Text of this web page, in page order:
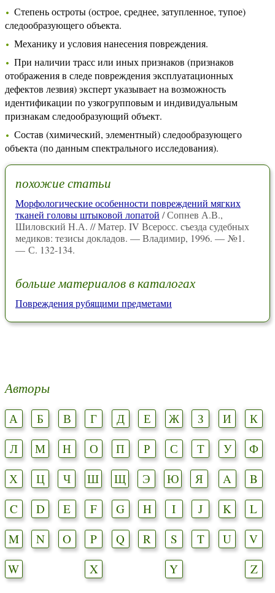
Степень остроты (острое, среднее, затупленное, тупое)
следообразующего объекта.
Механику и условия нанесения повреждения.
При наличии трасс или иных признаков (признаков
отображения в следе повреждения эксплуатационных
дефектов лезвия) эксперт указывает на возможность
идентификации по узкогрупповым и индивидуальным
признакам следообразующий объект.
Состав (химический, элементный) следообразующего
объекта (по данным спектрального исследования).
похожие статьи
Морфологические особенности повреждений мягких
тканей головы штыковой лопатой / Сопнев А.В.,
Шиловский Н.А. // Матер. IV Всеросс. съезда судебных
медиков: тезисы докладов. — Владимир, 1996. — №1.
— С. 132-134.
больше материалов в каталогах
Повреждения рубящими предметами
Авторы
А Б В Г Д Е Ж З И
К
Л
М Н О П Р С Т У
Ф
Х
Ц Ч Ш Щ Э Ю Я A
B
C
D E F G H I J K
L
M
N O P Q R S T U
V
W
X Y Z